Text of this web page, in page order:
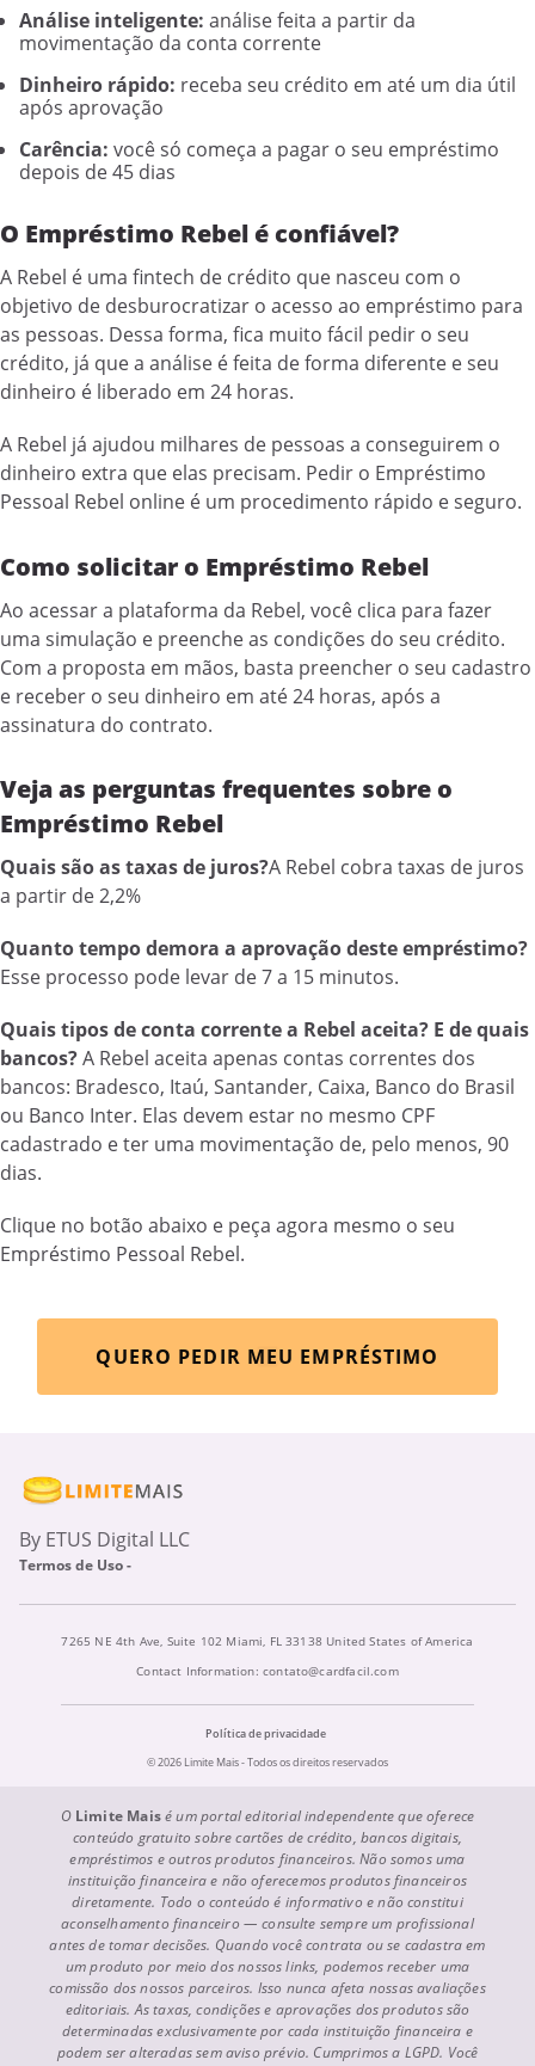
Análise inteligente: análise feita a partir da
movimentação da conta corrente
Dinheiro rápido: receba seu crédito em até um dia útil
após aprovação
Carência: você só começa a pagar o seu empréstimo
depois de 45 dias
O Empréstimo Rebel é confiável?
A Rebel é uma fintech de crédito que nasceu com o
objetivo de desburocratizar o acesso ao empréstimo para
as pessoas. Dessa forma, fica muito fácil pedir o seu
crédito, já que a análise é feita de forma diferente e seu
dinheiro é liberado em 24 horas.
A Rebel já ajudou milhares de pessoas a conseguirem o
dinheiro extra que elas precisam. Pedir o Empréstimo
Pessoal Rebel online é um procedimento rápido e seguro.
Como solicitar o Empréstimo Rebel
Ao acessar a plataforma da Rebel, você clica para fazer
uma simulação e preenche as condições do seu crédito.
Com a proposta em mãos, basta preencher o seu cadastro
e receber o seu dinheiro em até 24 horas, após a
assinatura do contrato.
Veja as perguntas frequentes sobre o
Empréstimo Rebel
Quais são as taxas de juros?A Rebel cobra taxas de juros
a partir de 2,2%
Quanto tempo demora a aprovação deste empréstimo?
Esse processo pode levar de 7 a 15 minutos.
Quais tipos de conta corrente a Rebel aceita? E de quais
bancos?A Rebel aceita apenas contas correntes dos
bancos: Bradesco, Itaú, Santander, Caixa, Banco do Brasil
ou Banco Inter. Elas devem estar no mesmo CPF
cadastrado e ter uma movimentação de, pelo menos, 90
dias.
Clique no botão abaixo e peça agora mesmo o seu
Empréstimo Pessoal Rebel.
QUERO PEDIR MEU EMPRÉSTIMO
By ETUS Digital LLC
Termos de Uso -
7265 NE 4th Ave, Suite 102 Miami, FL 33138 United States of America
Contact Information: contato@cardfacil.com
Política de privacidade
© 2026 Limite Mais - Todos os direitos reservados
O Limite Maisé um portal editorial independente que oferece
conteúdo gratuito sobre cartões de crédito, bancos digitais,
empréstimos e outros produtos financeiros. Não somos uma
instituição financeira e não oferecemos produtos financeiros
diretamente. Todo o conteúdo é informativo e não constitui
aconselhamento financeiro — consulte sempre um profissional
antes de tomar decisões. Quando você contrata ou se cadastra em
um produto por meio dos nossos links, podemos receber uma
comissão dos nossos parceiros. Isso nunca afeta nossas avaliações
editoriais. As taxas, condições e aprovações dos produtos são
determinadas exclusivamente por cada instituição financeira e
podem ser alteradas sem aviso prévio. Cumprimos a LGPD. Você